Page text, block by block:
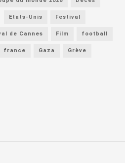
Etats-Unis Festival
de Cannes Film football
france Gaza Grève